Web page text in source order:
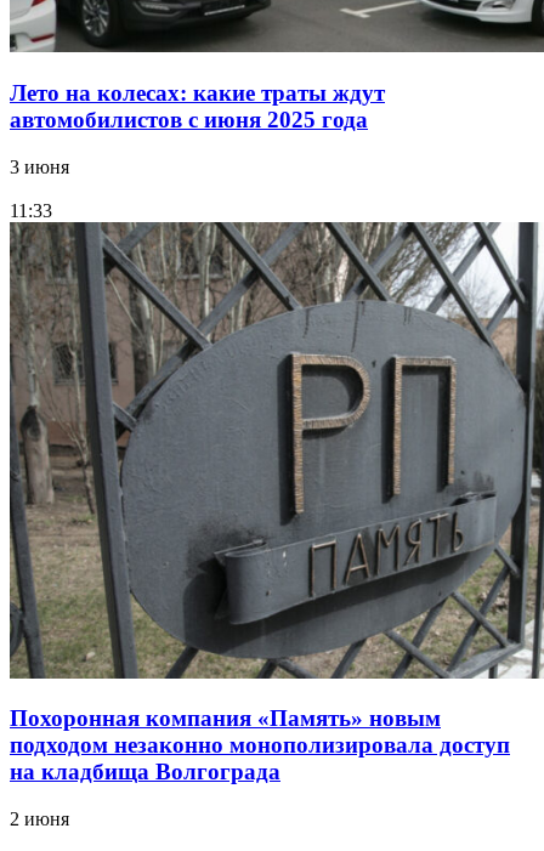
Лето на колесах: какие траты ждут
автомобилистов с июня 2025 года
3 июня
11:33
Похоронная компания «Память» новым
подходом незаконно монополизировала доступ
на кладбища Волгограда
2 июня